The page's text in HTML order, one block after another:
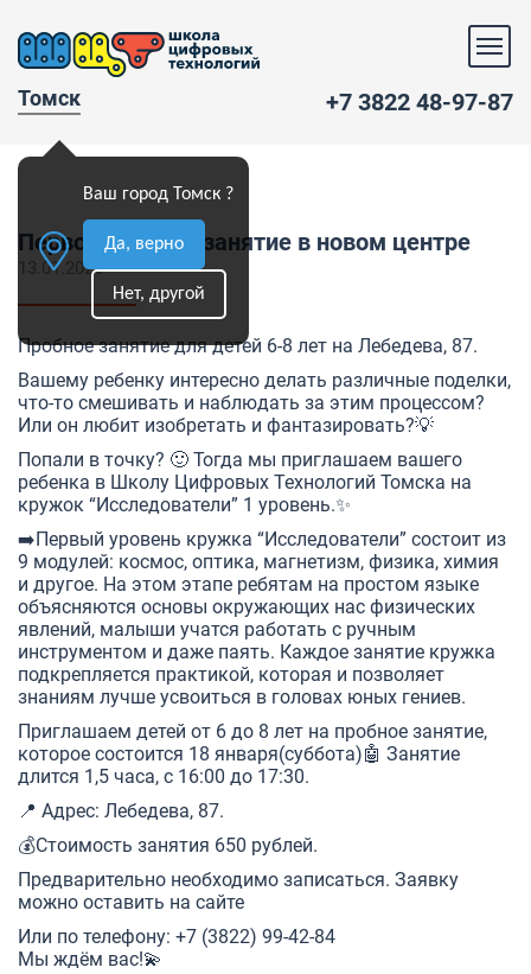
Томск
Ваш город Томск ?
Да, верно
Нет, другой
+7 3822 48-97-87
Первое пробное занятие в новом центре
13.01.2020
Пробное занятие для детей 6-8 лет на Лебедева, 87.
Вашему ребенку интересно делать различные поделки,
что-то смешивать и наблюдать за этим процессом?
Или он любит изобретать и фантазировать?💡
Попали в точку? 🙂 Тогда мы приглашаем вашего
ребенка в Школу Цифровых Технологий Томска на
кружок “Исследователи” 1 уровень.✨
➡️Первый уровень кружка “Исследователи” состоит из
9 модулей: космос, оптика, магнетизм, физика, химия
и другое. На этом этапе ребятам на простом языке
объясняются основы окружающих нас физических
явлений, малыши учатся работать с ручным
инструментом и даже паять. Каждое занятие кружка
подкрепляется практикой, которая и позволяет
знаниям лучше усвоиться в головах юных гениев.
Приглашаем детей от 6 до 8 лет на пробное занятие,
которое состоится 18 января(суббота)🤖 Занятие
длится 1,5 часа, с 16:00 до 17:30.
📍 Адрес: Лебедева, 87.
💰Стоимость занятия 650 рублей.
Предварительно необходимо записаться. Заявку
можно оставить на сайте
Или по телефону: +7 (3822) 99-42-84
Мы ждём вас!💫